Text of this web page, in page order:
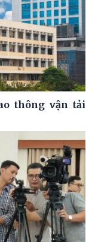
thông vận tải